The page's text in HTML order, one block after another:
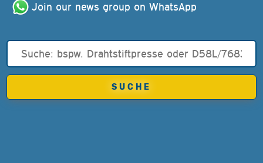
Join our news group on WhatsApp